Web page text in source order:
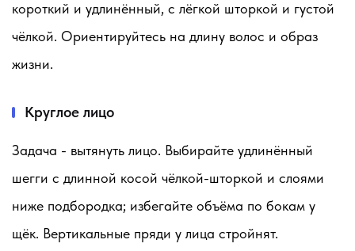
короткий и удлинённый, с лёгкой шторкой и густой
чёлкой. Ориентируйтесь на длину волос и образ
жизни.
Круглое лицо
Задача - вытянуть лицо. Выбирайте удлинённый
шегги с длинной косой чёлкой-шторкой и слоями
ниже подбородка; избегайте объёма по бокам у
щёк. Вертикальные пряди у лица стройнят.